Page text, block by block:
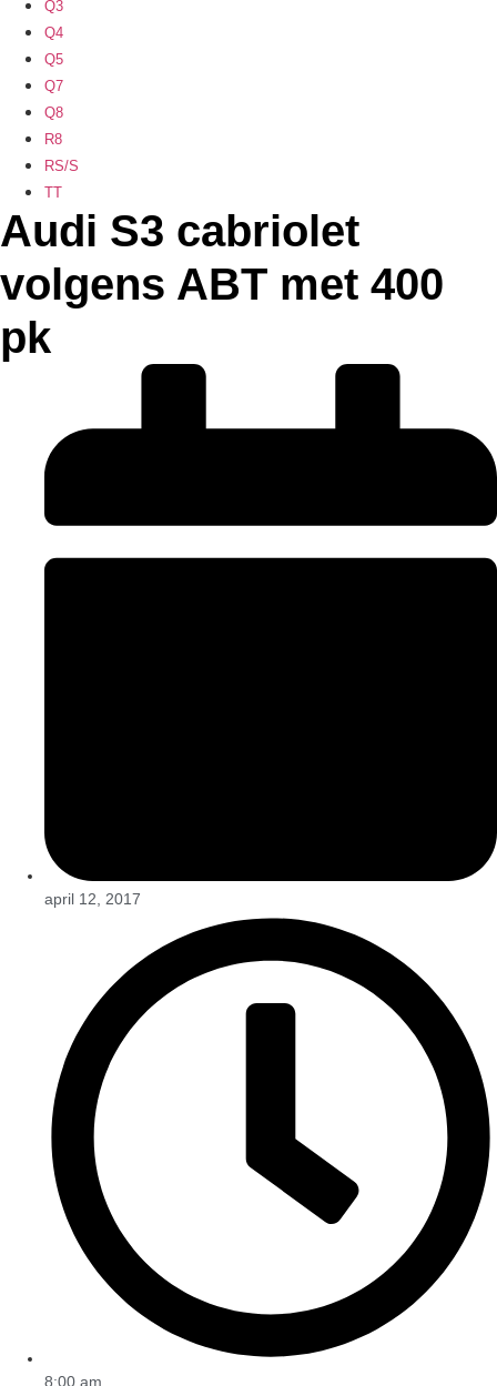
Q3
Q4
Q5
Q7
Q8
R8
RS/S
TT
Audi S3 cabriolet
volgens ABT met 400
pk
april 12, 2017
8:00 am